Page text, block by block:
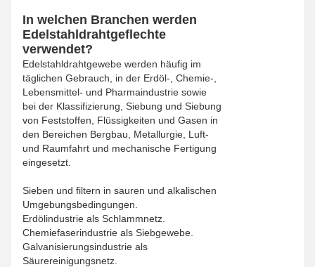
In welchen Branchen werden
Edelstahldrahtgeflechte
verwendet?
Edelstahldrahtgewebe werden häufig im
täglichen Gebrauch, in der Erdöl-, Chemie-,
Lebensmittel- und Pharmaindustrie sowie
bei der Klassifizierung, Siebung und Siebung
von Feststoffen, Flüssigkeiten und Gasen in
den Bereichen Bergbau, Metallurgie, Luft-
und Raumfahrt und mechanische Fertigung
eingesetzt.
Sieben und filtern in sauren und alkalischen
Umgebungsbedingungen.
Erdölindustrie als Schlammnetz.
Chemiefaserindustrie als Siebgewebe.
Galvanisierungsindustrie als
Säurereinigungsnetz.